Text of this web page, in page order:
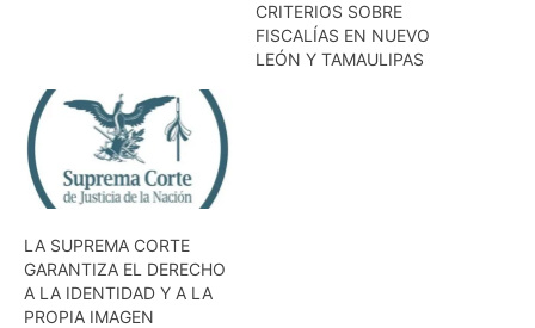
CRITERIOS SOBRE
FISCALÍAS EN NUEVO
LEÓN Y TAMAULIPAS
LA SUPREMA CORTE
GARANTIZA EL DERECHO
A LA IDENTIDAD Y A LA
PROPIA IMAGEN